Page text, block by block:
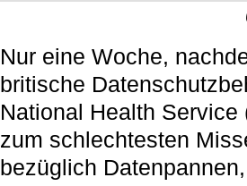
Nur eine Woche,
britische
National Health Service
zum schlechtesten
bezüglich